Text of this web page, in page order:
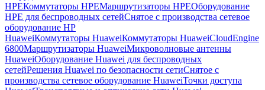
HPEКоммутаторы HPEМаршрутизаторы HPEОборудование
HPE для беспроводных сетейСнятое с производства сетевое
оборудование HP
HuaweiКоммутаторы HuaweiКоммутаторы HuaweiCloudEngine
6800Маршрутизаторы HuaweiМикроволновые антенны
HuaweiОборудование Huawei для беспроводных
сетейРешения Huawei по безопасности сетиСнятое с
производства сетевое оборудование HuaweiТочки доступа